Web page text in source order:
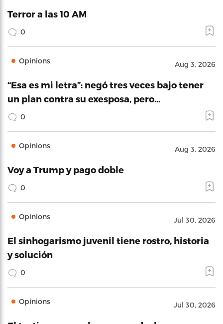
Terror a las 10 AM
0
Opinions Aug 3, 2026
“Esa es mi letra”: negó tres veces bajo tener
un plan contra su exesposa, pero…
0
Opinions Aug 3, 2026
Voy a Trump y pago doble
0
Opinions Jul 30, 2026
El sinhogarismo juvenil tiene rostro, historia
y solución
0
Opinions Jul 30, 2026